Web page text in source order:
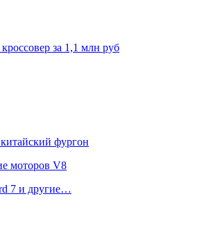
за 1,1 млн руб
фургон
моторов V8
7 и другие…